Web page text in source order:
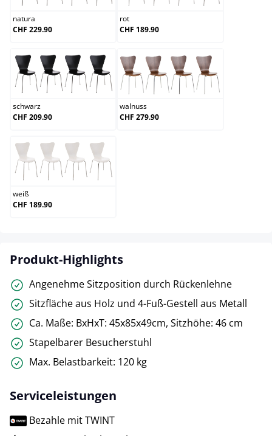
natura
CHF 229.90
rot
CHF 189.90
schwarz
schwarz
CHF 209.90
walnuss
walnuss
CHF 279.90
weiß
weiß
CHF 189.90
Produkt-Highlights
Angenehme Sitzposition durch Rückenlehne
Sitzfläche aus Holz und 4-Fuß-Gestell aus Metall
Ca. Maße: BxHxT: 45x85x49cm, Sitzhöhe: 46 cm
Stapelbarer Besucherstuhl
Max. Belastbarkeit: 120 kg
Serviceleistungen
Bezahle mit TWINT